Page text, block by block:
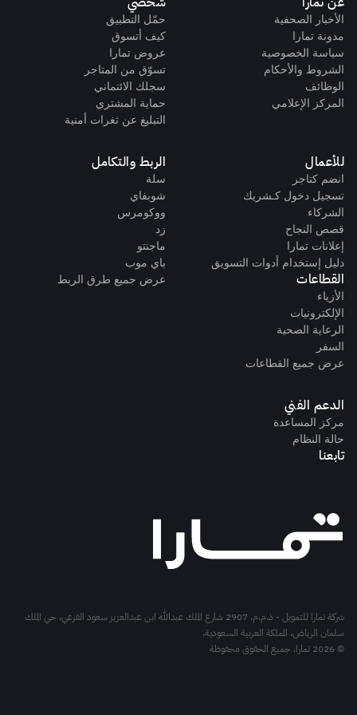
الأخبار الصحفية
مدونة تمارا
سياسة الخصوصية
الشروط والأحكام
الوظائف
المركز الإعلامي
حمّل التطبيق
كيف أتسوق
عروض تمارا
تسوّق من المتاجر
سجلك الائتماني
حماية المشتري
التبليغ عن ثغرات أمنية
للأعمال
انضم كتاجر
تسجيل دخول كـشريك
الشركاء
قصص النجاح
إعلانات تمارا
دليل إستخدام أدوات التسويق
القطاعات
الأزياء
الإلكترونيات
الرعاية الصحية
السفر
عرض جميع القطاعات
الربط والتكامل
سلة
شوبفاي
ووكومرس
زد
ماجنتو
باي موب
عرض جميع طرق الربط
الدعم الفني
مركز المساعدة
حالة النظام
تابعنا
شركة تمارا للتمويل - ذ.م.م، 2907 شارع الملك عبدالله ابن عبدالعزيز سعود الفرعي، حي الملك
سلمان الرياض، المملكة العربية السعودية.
© 2026 تمارا. جميع الحقوق محفوظة